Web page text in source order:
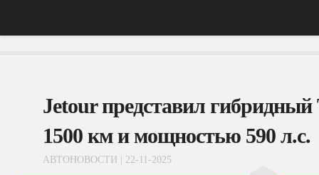
АвтоНовости
Тест-Драйв
ФотоОбзоры
Jetour представил гибридный
1500 км и мощностью 590 л.с.
АВТОНОВОСТИ | 22-11-2025